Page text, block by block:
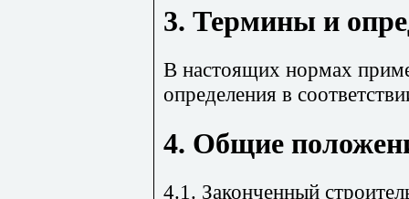
3. Термины и
В настоящих нормах
определения в
4. Общие
4.1. Законченный